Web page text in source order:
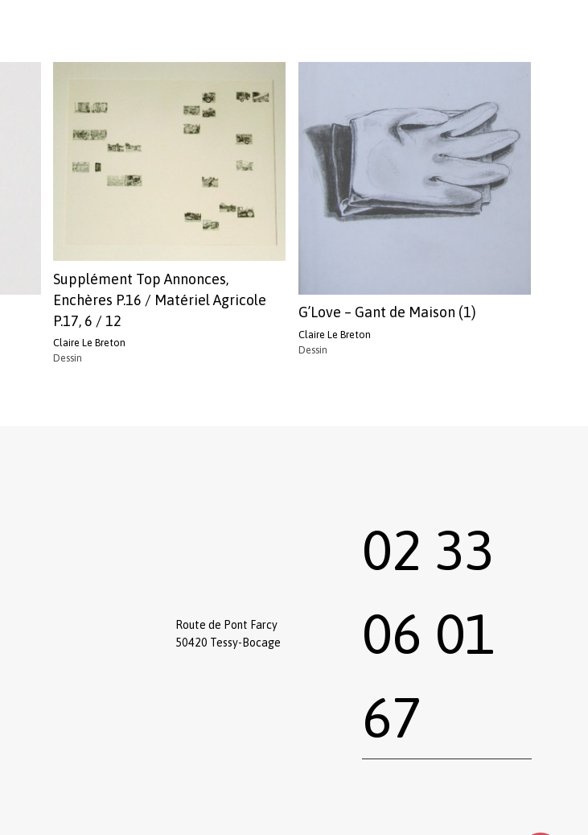
Supplément Top Annonces,
Enchères P.16 / Matériel Agricole
P.17, 6 / 12
Claire Le Breton
Dessin
G’Love – Gant de Maison (1)
Claire Le Breton
Dessin
Route de Pont Farcy
50420 Tessy-Bocage
02 33
06 01
67